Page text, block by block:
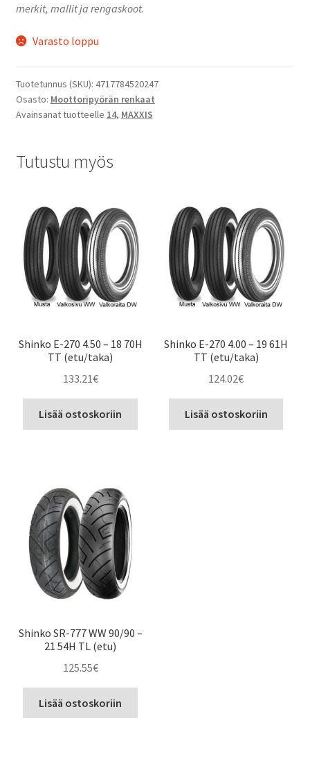
merkit, mallit ja rengaskoot.
Varasto loppu
Tuotetunnus (SKU): 4717784520247
Osasto: Moottoripyörän renkaat
Avainsanat tuotteelle 14, MAXXIS
Tutustu myös
Shinko E-270 4.50 – 18 70H
TT (etu/taka)
133.21€
Lisää ostoskoriin
Shinko E-270 4.00 – 19 61H
TT (etu/taka)
124.02€
Lisää ostoskoriin
Shinko SR-777 WW 90/90 –
21 54H TL (etu)
125.55€
Lisää ostoskoriin